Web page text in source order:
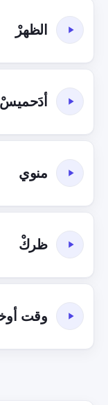
الظهرْ
أدَحميسْ
منوي
ظركْ
وقت